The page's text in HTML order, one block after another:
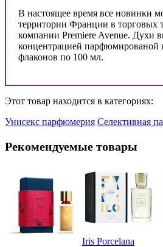
В настоящее время все новинки
территории Франции в торговых
компании Premiere Avenue. Духи
концентрацией парфюмированой
флаконов по 100 мл.
Этот товар находится в категориях:
Унисекс парфюмерия Селективная
Рекомендуемые товары
Iris Porcelana